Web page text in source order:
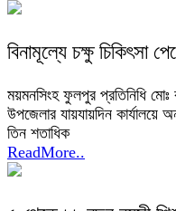
বিনামূল্যে চক্ষু চিকিৎসা
ময়মনসিংহ ফুলপুর প্রতিনিধি
উপজেলার যায়যায়দিন কার্যালয়ে
তিন শতাধিক
ReadMore..